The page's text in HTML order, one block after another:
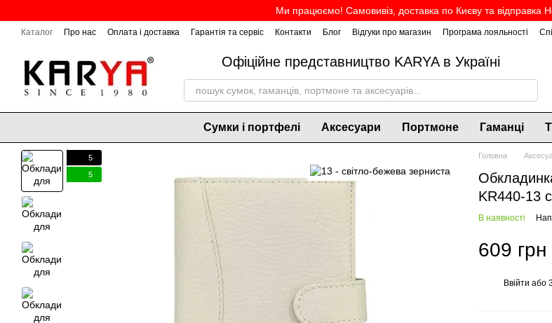
Ми працюємо! Самовивіз, доставка по Києву та відправка
Каталог Про нас Оплата і доставка Гарантія та сервіс Контакти Блог Відгуки про магазин Програма лояльності
Офіційне представництво KARYA в Україні
Сумки і портфелі Аксесуари Портмоне Гаманці
5
5
Головна
KR440-13
В наявності
609 грн
Ввійти або